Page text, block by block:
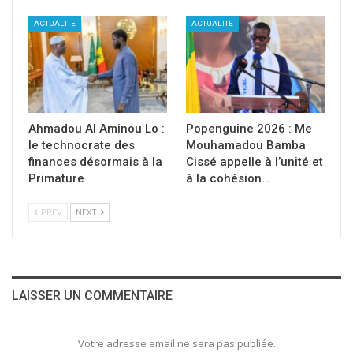
ACTUALITE
Ahmadou Al Aminou Lo :
le technocrate des
finances désormais à la
Primature
ACTUALITE
Popenguine 2026 : Me
Mouhamadou Bamba
Cissé appelle à l’unité et
à la cohésion…
PREV NEXT
LAISSER UN COMMENTAIRE
Votre adresse email ne sera pas publiée.